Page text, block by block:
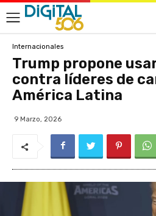
Internacionales
Trump propone
contra líderes de
América Latina
9 Marzo, 2026